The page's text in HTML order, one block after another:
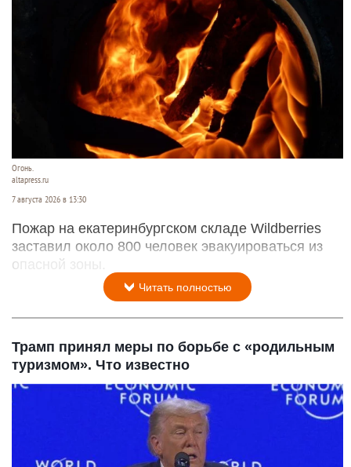
Огонь.
altapress.ru
7 августа 2026 в 13:30
Пожар на екатеринбургском складе Wildberries
заставил около 800 человек эвакуироваться из
опасной зоны.
Читать полностью
Трамп принял меры по борьбе с «родильным
туризмом». Что известно